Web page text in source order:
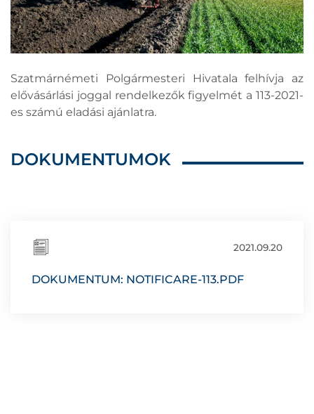
Szatmárnémeti Polgármesteri Hivatala felhívja az
elővásárlási joggal rendelkezők figyelmét a 113-2021-
es számú eladási ajánlatra.
DOKUMENTUMOK
2021.09.20
DOKUMENTUM: NOTIFICARE-113.PDF